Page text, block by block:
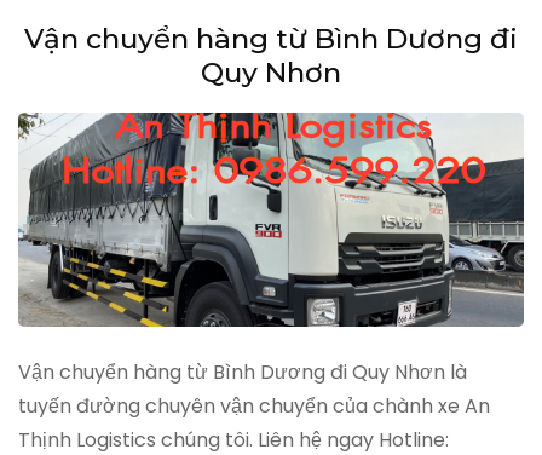
Vận chuyển hàng từ Bình Dương đi
Quy Nhơn
Vận chuyển hàng từ Bình Dương đi Quy Nhơn là
tuyến đường chuyên vận chuyển của chành xe An
Thịnh Logistics chúng tôi. Liên hệ ngay Hotline: